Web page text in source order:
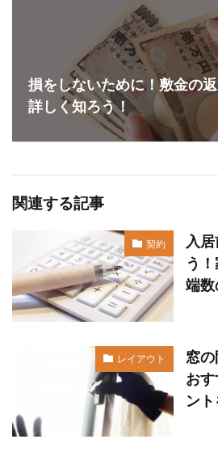
損をしないために！敷金の
詳しく知ろう！
関連する記事
契約
入
う
端
レイアウト
窓
お
ン